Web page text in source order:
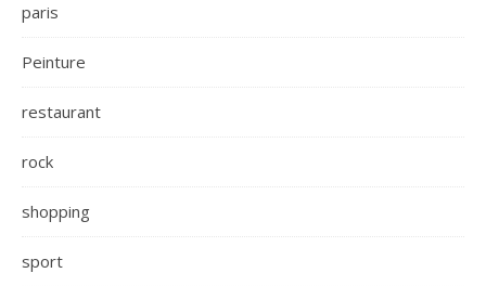
paris
Peinture
restaurant
rock
shopping
sport